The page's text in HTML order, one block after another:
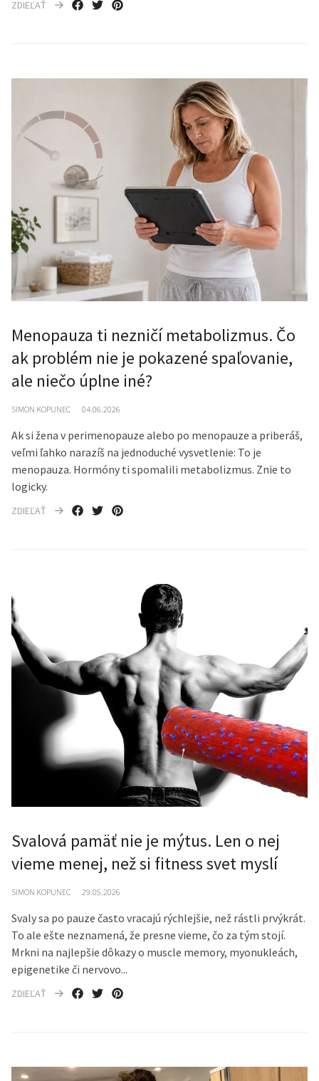
ZDIEĽAŤ
Menopauza ti nezničí metabolizmus. Čo
ak problém nie je pokazené spaľovanie,
ale niečo úplne iné?
SIMON KOPUNEC 04.06.2026
Ak si žena v perimenopauze alebo po menopauze a priberáš,
veľmi ľahko narazíš na jednoduché vysvetlenie: To je
menopauza. Hormóny ti spomalili metabolizmus. Znie to
logicky.
ZDIEĽAŤ
Svalová pamäť nie je mýtus. Len o nej
vieme menej, než si fitness svet myslí
SIMON KOPUNEC 29.05.2026
Svaly sa po pauze často vracajú rýchlejšie, než rástli prvýkrát.
To ale ešte neznamená, že presne vieme, čo za tým stojí.
Mrkni na najlepšie dôkazy o muscle memory, myonukleách,
epigenetike či nervovo...
ZDIEĽAŤ